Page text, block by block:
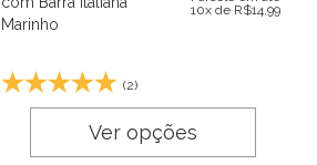
Marinho
10x de R$14,99
(2)
Ver opções